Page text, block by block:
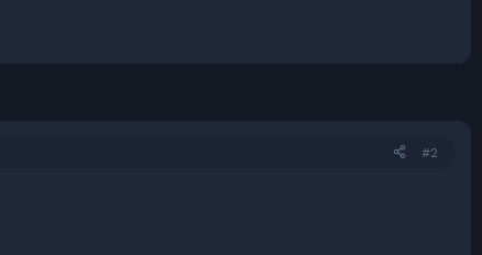
#2